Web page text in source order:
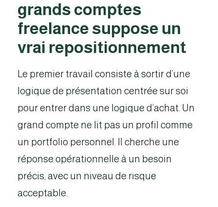
grands comptes
freelance suppose un
vrai repositionnement
Le premier travail consiste à sortir d’une
logique de présentation centrée sur soi
pour entrer dans une logique d’achat. Un
grand compte ne lit pas un profil comme
un portfolio personnel. Il cherche une
réponse opérationnelle à un besoin
précis, avec un niveau de risque
acceptable.